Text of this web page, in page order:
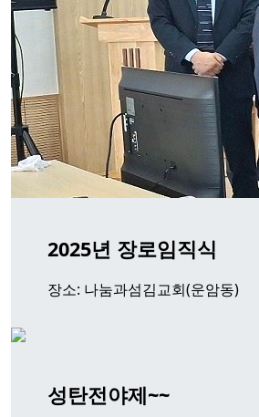
2025년 장로임직식
장소: 나눔과섬김교회(운암동)
성탄전야제~~